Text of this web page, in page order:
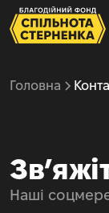
Головна
Наші